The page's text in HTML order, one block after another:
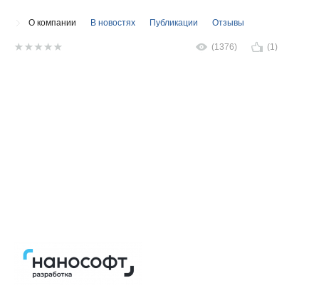
О компании В новостях Публикации Отзывы
(1376) (1)